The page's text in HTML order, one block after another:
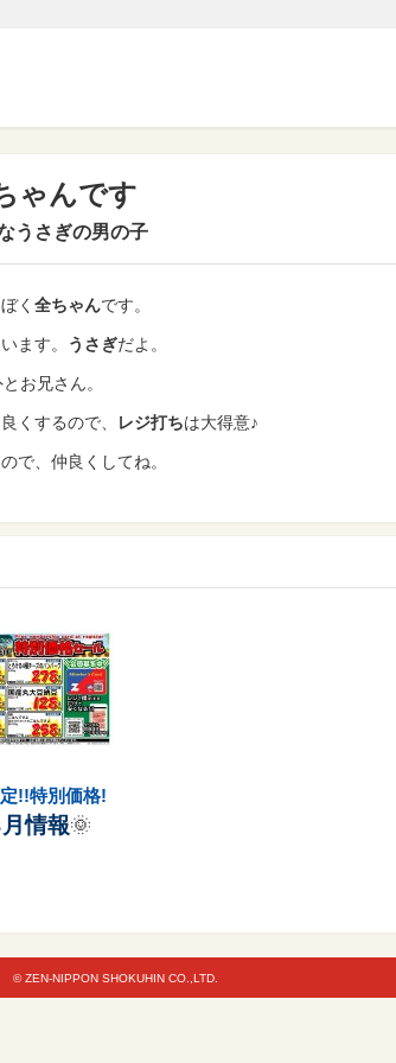
ゃんです
うさぎの男の子
ぼく 全ちゃんです。
ます。 うさぎだよ。
お兄さん。
くするので、 レジ打ちは大得意♪
で、仲良くしてね。
!!特別価格!
月情報🌞
© ZEN-NIPPON SHOKUHIN CO.,LTD.